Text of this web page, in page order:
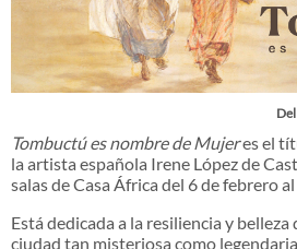
Tombuctú es nombre de Mujeres el
la artista española Irene López de
salas de Casa África del 6 de febrero
Está dedicada a la resiliencia y belleza
ciudad tan misteriosa como